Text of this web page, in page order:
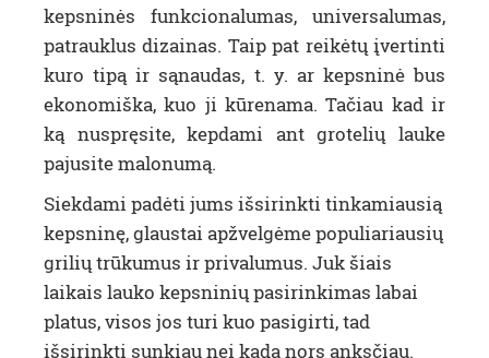
kepsninės funkcionalumas, universalumas,
patrauklus dizainas. Taip pat reikėtų įvertinti
kuro tipą ir sąnaudas, t. y. ar kepsninė bus
ekonomiška, kuo ji kūrenama. Tačiau kad ir
ką nuspręsite, kepdami ant grotelių lauke
pajusite malonumą.
Siekdami padėti jums išsirinkti tinkamiausią
kepsninę, glaustai apžvelgėme populiariausių
grilių trūkumus ir privalumus. Juk šiais
laikais lauko kepsninių pasirinkimas labai
platus, visos jos turi kuo pasigirti, tad
išsirinkti sunkiau nei kada nors anksčiau.